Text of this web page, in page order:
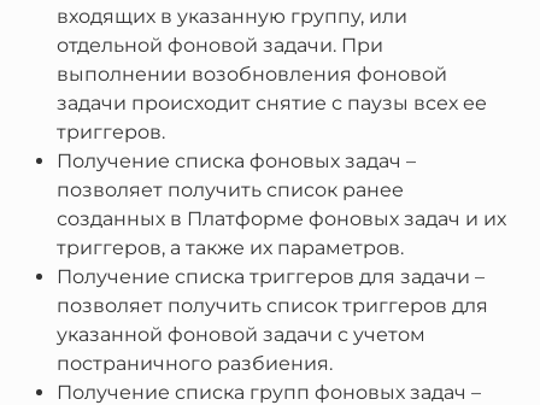
входящих в указанную группу, или
отдельной фоновой задачи. При
выполнении возобновления фоновой
задачи происходит снятие с паузы всех ее
триггеров.
Получение списка фоновых задач –
позволяет получить список ранее
созданных в Платформе фоновых задач и их
триггеров, а также их параметров.
Получение списка триггеров для задачи –
позволяет получить список триггеров для
указанной фоновой задачи с учетом
постраничного разбиения.
Получение списка групп фоновых задач –